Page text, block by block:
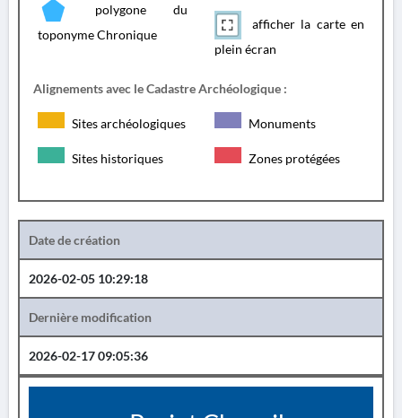
polygone du
toponyme Chronique
afficher la carte en
plein écran
Alignements avec le Cadastre Archéologique :
Sites archéologiques Monuments
Sites historiques Zones protégées
Date de création
2026-02-05 10:29:18
Dernière modification
2026-02-17 09:05:36